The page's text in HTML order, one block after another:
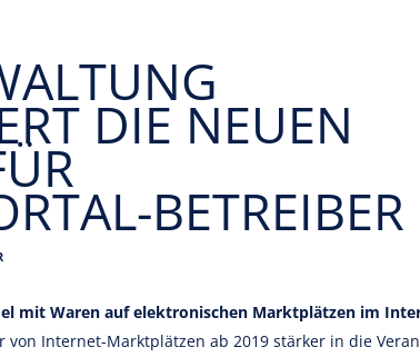
DIE NEUEN
BETREIBER
mit Waren auf elektronischen Marktplätzen im
von Internet-Marktplätzen ab 2019 stärker in die